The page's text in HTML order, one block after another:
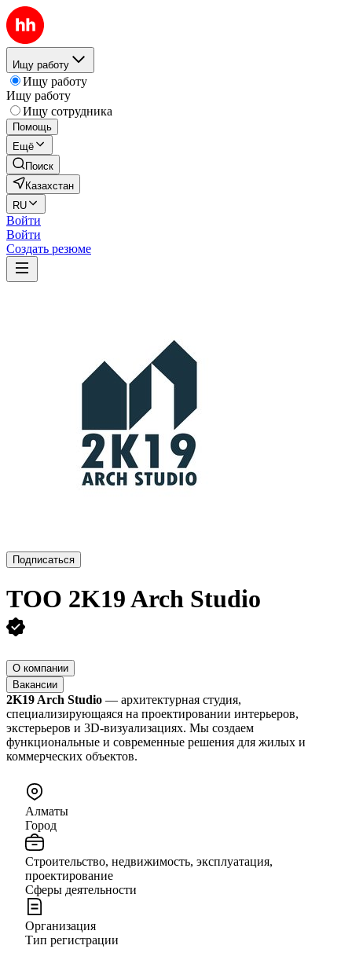
Ищу работу
Ищу работу
Ищу работу
Ищу сотрудника
Помощь
Ещё
Поиск
Казахстан
RU
Войти
Войти
Создать резюме
Подписаться
ТОО 2K19 Arch Studio
О компании
Вакансии
2K19 Arch Studio — архитектурная студия,
специализирующаяся на проектировании интерьеров,
экстерьеров и 3D-визуализациях. Мы создаем
функциональные и современные решения для жилых и
коммерческих объектов.
Алматы
Город
Строительство, недвижимость, эксплуатация,
проектирование
Сферы деятельности
Организация
Тип регистрации